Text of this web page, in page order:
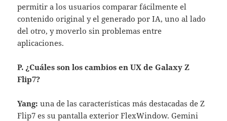
permitir a los usuarios comparar fácilmente el
contenido original y el generado por IA, uno al lado
del otro, y moverlo sin problemas entre
aplicaciones.
P. ¿Cuáles son los cambios en UX de Galaxy Z
Flip7?
Yang: una de las características más destacadas de Z
Flip7 es su pantalla exterior FlexWindow. Gemini